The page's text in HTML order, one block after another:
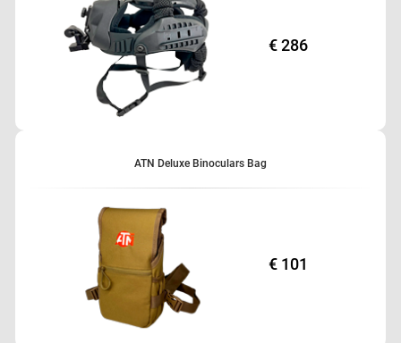
€ 286
ATN Deluxe Binoculars Bag
€ 101